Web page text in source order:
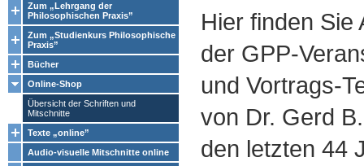
Zum „Lehrgang der
Philosophischen Praxis”
Zum „Studienkurs Philosophische
Praxis”
Bücher
Online-Shop
Übersicht der Schriften und
Mitschnitte
Texte „online”
Audio-visuelle Mitschnitte online
Hier finden Sie
der GPP-
und Vortrags-
von Dr. Gerd
den letzten 44